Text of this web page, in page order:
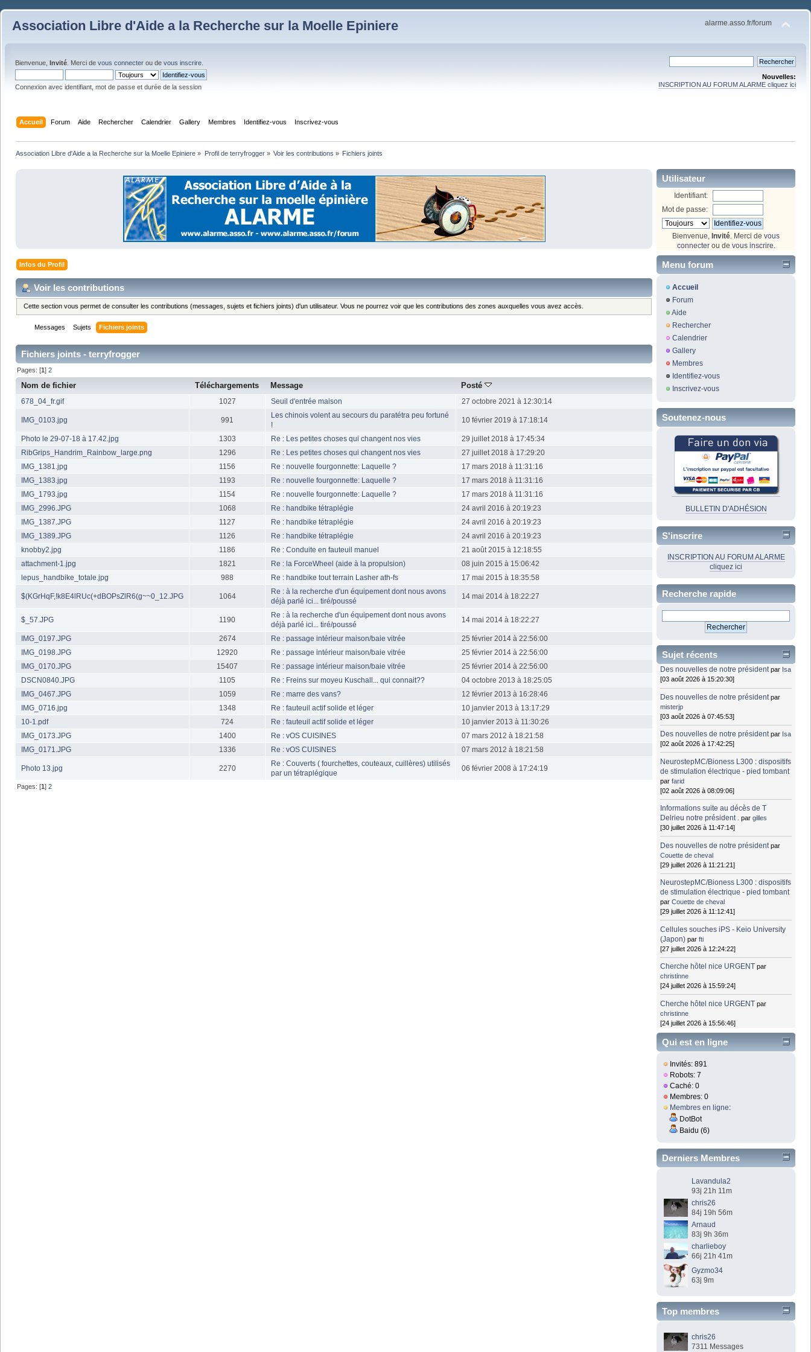
Association Libre d'Aide a la Recherche sur la Moelle Epiniere alarme.asso.fr/forum
Bienvenue, Invité . Merci de vous connecter ou de vous inscrire
Connexion avec identifiant, mot de passe et durée de la session
Nouvelles:
INSCRIPTION AU FORUM ALARME cliquez ici
Accueil Forum Aide Rechercher Calendrier Gallery Membres Identifiez-vous Inscrivez-vous
Association Libre d'Aide a la Recherche sur la Moelle Epiniere » Profil de terryfrogger» Voir les contributions » Fichiers joints
Infos du Profil
Voir les contributions
Cette section vous permet de consulter les contributions (messages, sujets et fichiers joints) d'un utilisateur. Vous ne pourrez voir que les contributions des zones auxquelles vous avez accès.
Messages Sujets Fichiers joints
Fichiers joints - terryfrogger
Pages: [1]2
Nom de fichier Téléchargements Message Posté
678_04_fr.gif 1027 Seuil d'entrée maison 27 octobre 2021 à 12:30:14
IMG_0103.jpg 991
Les chinois volent au secours du paratétra peu fortuné
!
10 février 2019 à 17:18:14
Photo le 29-07-18 à 17.42.jpg 1303 Re : Les petites choses qui changent nos vies
29 juillet 2018 à 17:45:34
RibGrips_Handrim_Rainbow_large.png
1296 Re : Les petites choses qui changent nos vies
27 juillet 2018 à 17:29:20
IMG_1381.jpg
1156 Re : nouvelle fourgonnette: Laquelle ?
17 mars 2018 à 11:31:16
IMG_1383.jpg
1193 Re : nouvelle fourgonnette: Laquelle ?
17 mars 2018 à 11:31:16
IMG_1793.jpg
1154 Re : nouvelle fourgonnette: Laquelle ?
17 mars 2018 à 11:31:16
IMG_2996.JPG
1068 Re : handbike tétraplégie
24 avril 2016 à 20:19:23
IMG_1387.JPG
1127 Re : handbike tétraplégie
24 avril 2016 à 20:19:23
IMG_1389.JPG
1126 Re : handbike tétraplégie
24 avril 2016 à 20:19:23
knobby2.jpg
1186 Re : Conduite en fauteuil manuel
21 août 2015 à 12:18:55
attachment-1.jpg
1821 Re : la ForceWheel (aide à la propulsion)
08 juin 2015 à 15:06:42
lepus_handbike_totale.jpg
988 Re : handbike tout terrain Lasher ath-fs 17 mai 2015 à 18:35:58
$(KGrHqF,!k8E4lRUc(+dBOPsZlR6(g~~0_12.JPG 1064
Re : à la recherche d'un équipement dont nous avons
déjà parlé ici... tiré/poussé
14 mai 2014 à 18:22:27
$_57.JPG 1190
Re : à la recherche d'un équipement dont nous avons
déjà parlé ici... tiré/poussé
14 mai 2014 à 18:22:27
IMG_0197.JPG 2674 Re : passage intérieur maison/baie vitrée
25 février 2014 à 22:56:00
IMG_0198.JPG
12920 Re : passage intérieur maison/baie vitrée
25 février 2014 à 22:56:00
IMG_0170.JPG
15407 Re : passage intérieur maison/baie vitrée
25 février 2014 à 22:56:00
DSCN0840.JPG
1105 Re : Freins sur moyeu Kuschall... qui connait??
04 octobre 2013 à 18:25:05
IMG_0467.JPG
1059 Re : marre des vans?
12 février 2013 à 16:28:46
IMG_0716.jpg
1348 Re : fauteuil actif solide et léger
10 janvier 2013 à 13:17:29
10-1.pdf
724 Re : fauteuil actif solide et léger
10 janvier 2013 à 11:30:26
IMG_0173.JPG
1400 Re : vOS CUISINES
07 mars 2012 à 18:21:58
IMG_0171.JPG
1336 Re : vOS CUISINES 07 mars 2012 à 18:21:58
Photo 13.jpg 2270
Re : Couverts ( fourchettes, couteaux, cuillères) utilisés
par un tétraplégique
06 février 2008 à 17:24:19
Pages: [1]2
Utilisateur
Identifiant:
Mot de passe:
Bienvenue, Invité . Merci de vous
connecterou de vous inscrire
Menu forum
Accueil
Forum
Aide
Rechercher
Calendrier
Gallery
Membres
Identifiez-vous
Inscrivez-vous
Soutenez-nous
BULLETIN D'ADHÉSION
S'inscrire
INSCRIPTION AU FORUM ALARME
cliquez ici
Recherche rapide
Sujet récents
Des nouvelles de notre président par Isa
[03 août 2026 à 15:20:30]
Des nouvelles de notre président par
misterjp
[03 août 2026 à 07:45:53]
Des nouvelles de notre président par Isa
[02 août 2026 à 17:42:25]
NeurostepMC/Bioness L300 : dispositifs
de stimulation électrique - pied tombant
parfarid
[02 août 2026 à 08:09:06]
Informations suite au décès de T
Delrieu notre président . pargilles
[30 juillet 2026 à 11:47:14]
Des nouvelles de notre président par
Couette de cheval
[29 juillet 2026 à 11:21:21]
NeurostepMC/Bioness L300 : dispositifs
de stimulation électrique - pied tombant
parCouette de cheval
[29 juillet 2026 à 11:12:41]
Cellules souches iPS - Keio University
(Japon) parfti
[27 juillet 2026 à 12:24:22]
Cherche hôtel nice URGENT par
christinne
[24 juillet 2026 à 15:59:24]
Cherche hôtel nice URGENT par
christinne
[24 juillet 2026 à 15:56:46]
Qui est en ligne
Invités: 891
Robots: 7
Caché: 0
Membres: 0
Membres en ligne:
DotBot
Baidu (6)
Derniers Membres
Lavandula2
93j 21h 11m
chris26
84j 19h 56m
Arnaud
83j 9h 36m
charlieboy
66j 21h 41m
Gyzmo34
63j 9m
Top membres
chris26
7311 Messages